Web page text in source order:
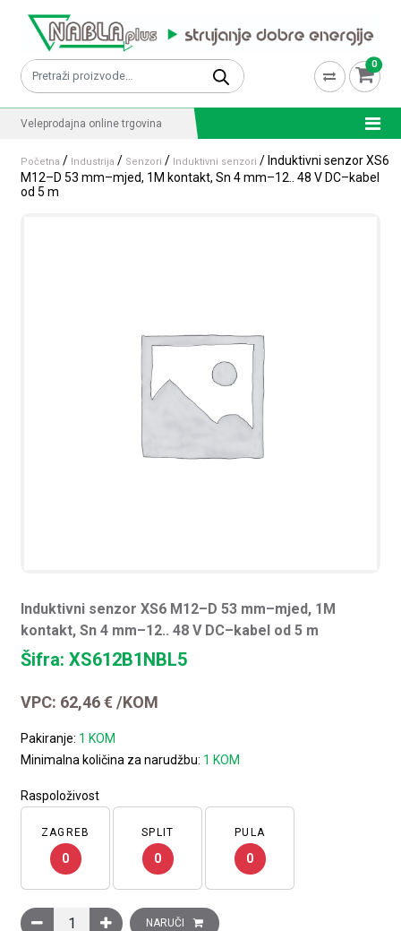
Pretraži: 0
Veleprodajna online trgovina
Početna / Industrija / Senzori / Induktivni senzori / Induktivni senzor XS6
M12–D 53 mm–mjed, 1M kontakt, Sn 4 mm–12.. 48 V DC–kabel
od 5 m
Induktivni senzor XS6 M12–D 53 mm–mjed, 1M
kontakt, Sn 4 mm–12.. 48 V DC–kabel od 5 m
Šifra: XS612B1NBL5
VPC: 62,46€ /KOM
Pakiranje: 1 KOM
Minimalna količina za narudžbu: 1 KOM
Raspoloživost
ZAGREB
0
SPLIT
0
PULA
0
Induktivni senzor XS6 M12–D 53 mm–mjed, 1M kontakt, Sn
NARUČI